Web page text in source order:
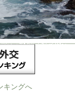
キングへ